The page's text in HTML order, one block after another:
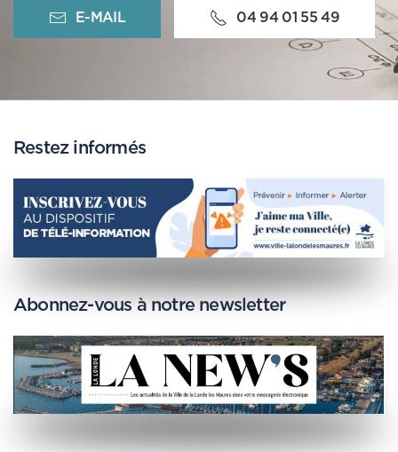
E-MAIL 04 94 01 55 49
Restez informés
Abonnez-vous à notre newsletter